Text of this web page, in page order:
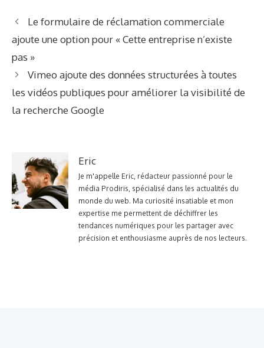
Le formulaire de réclamation commerciale
ajoute une option pour « Cette entreprise n’existe
pas »
Vimeo ajoute des données structurées à toutes
les vidéos publiques pour améliorer la visibilité de
la recherche Google
Eric
Je m'appelle Eric, rédacteur passionné pour le
média Prodiris, spécialisé dans les actualités du
monde du web. Ma curiosité insatiable et mon
expertise me permettent de déchiffrer les
tendances numériques pour les partager avec
précision et enthousiasme auprès de nos lecteurs.